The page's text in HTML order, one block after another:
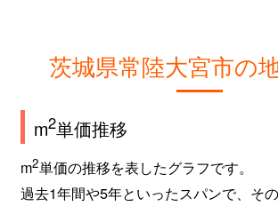
茨城県常陸大宮市の
m2単価推移
m2単価の推移を表したグラフです。
過去1年間や5年といったスパンで、そ